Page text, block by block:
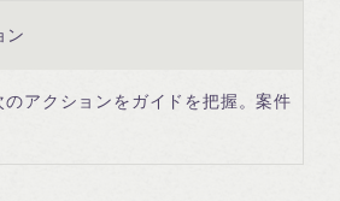
ン
アクションをガイドを把握。案件